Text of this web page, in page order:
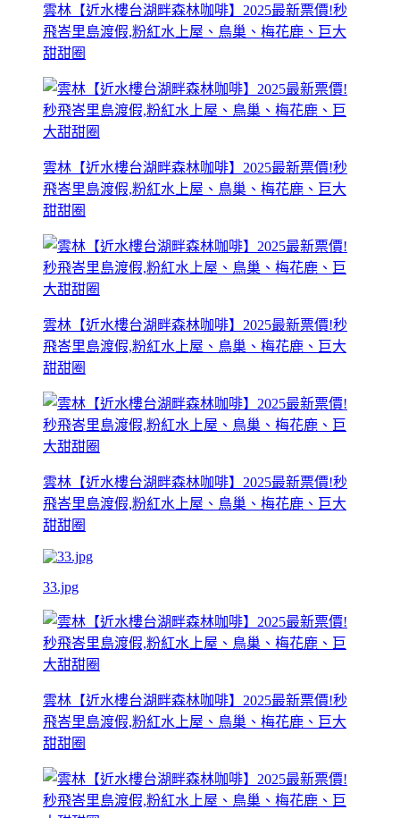
雲林【近水樓台湖畔森林咖啡】2025最新票價!秒
飛峇里島渡假,粉紅水上屋、鳥巢、梅花鹿、巨大
甜甜圈
雲林【近水樓台湖畔森林咖啡】2025最新票價!秒
飛峇里島渡假,粉紅水上屋、鳥巢、梅花鹿、巨大
甜甜圈
雲林【近水樓台湖畔森林咖啡】2025最新票價!秒
飛峇里島渡假,粉紅水上屋、鳥巢、梅花鹿、巨大
甜甜圈
雲林【近水樓台湖畔森林咖啡】2025最新票價!秒
飛峇里島渡假,粉紅水上屋、鳥巢、梅花鹿、巨大
甜甜圈
33.jpg
雲林【近水樓台湖畔森林咖啡】2025最新票價!秒
飛峇里島渡假,粉紅水上屋、鳥巢、梅花鹿、巨大
甜甜圈